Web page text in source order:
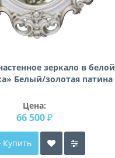
зеркало в белой
Белый/золотая патина
Цена:
66 500 ₽
Купить